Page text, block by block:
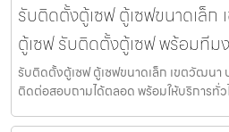
รับติดตั้งตู้เซฟ ตู้เซฟขนาดเล็ก
ตู้เซฟ รับติดตั้งตู้เซฟ พร้อมทีม
รับติดตั้งตู้เซฟ ตู้เซฟขนาดเล็ก เขตวัฒนา
ติดต่อสอบถามได้ตลอด พร้อมให้บริการทั่ว